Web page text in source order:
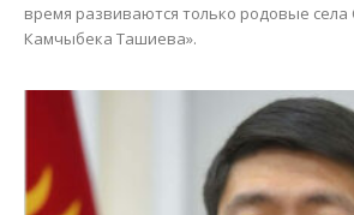
время развиваются только родовые
Камчыбека Ташиева».